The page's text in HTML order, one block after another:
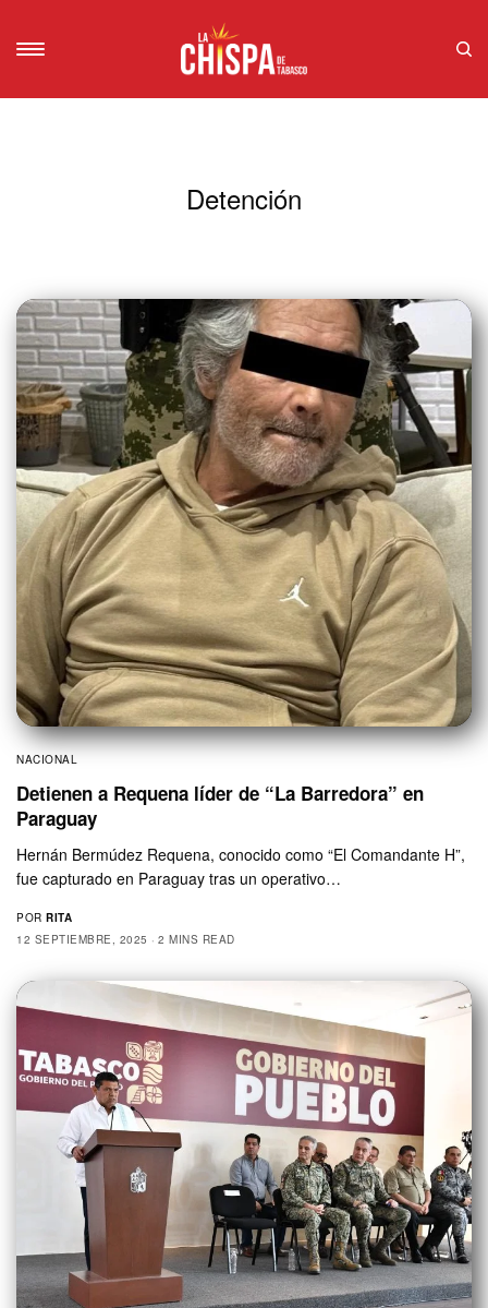
Detención
NACIONAL
Detienen a Requena líder de “La Barredora” en
Paraguay
Hernán Bermúdez Requena, conocido como “El Comandante H”,
fue capturado en Paraguay tras un operativo…
POR RITA
12 SEPTIEMBRE, 2025
2 MINS READ